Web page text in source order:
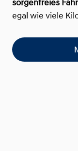
sorgenfreies
egal wie viele